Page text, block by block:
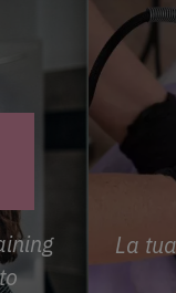
La